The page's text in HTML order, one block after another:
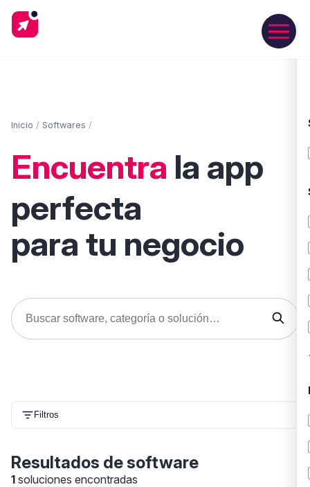
Inicio / Softwares /
Encuentra la app
perfecta
para tu negocio
Filtros
Resultados de software
1 soluciones encontradas